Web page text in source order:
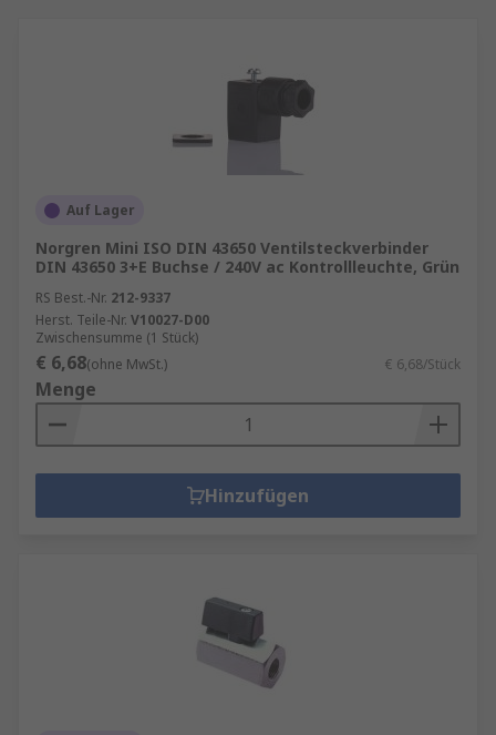
Auf Lager
Norgren Mini ISO DIN 43650 Ventilsteckverbinder
DIN 43650 3+E Buchse / 240V ac Kontrollleuchte, Grün
RS Best.-Nr. 212-9337
Herst. Teile-Nr. V10027-D00
Zwischensumme (1 Stück)
€ 6,68(ohne MwSt.) € 6,68/Stück
Menge
Hinzufügen